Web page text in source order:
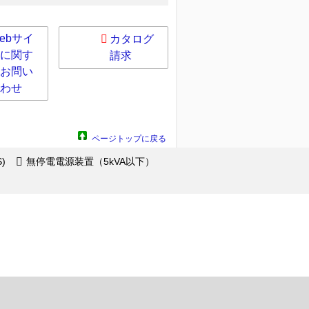
サイ
関す
問い
せ
カタログ
請求
ページトップに戻る
無停電電源装置（5kVA以下）